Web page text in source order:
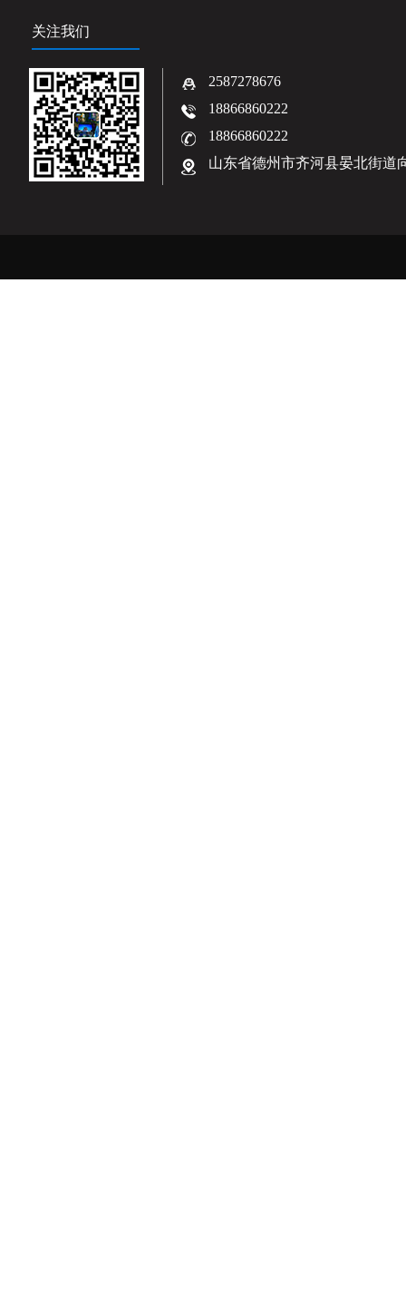
关注我们
2587278676
18866860222
18866860222
山东省德州市齐河县晏北街道